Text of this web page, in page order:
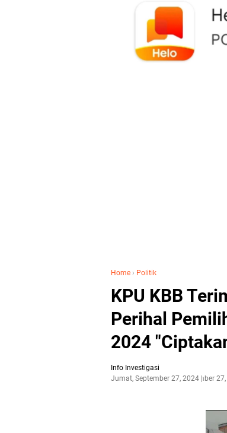
Home › Politik
KPU KBB
Perihal
2024
Info Investigasi
Jumat, September 27, 2024
September